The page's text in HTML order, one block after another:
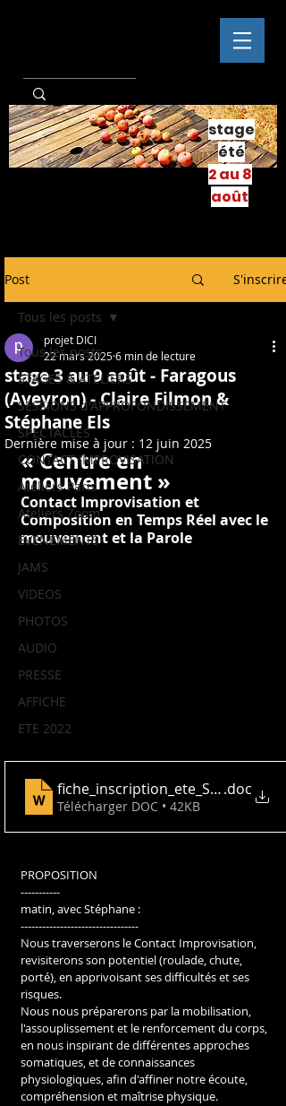
stage
été
2 au 8
août
Post S'inscrire
Tous les posts
STAGES & ATELIERS
SESSIONS d'APPROFONDISSEMENT
SPECTACLES
CONTACT IMPROVISATION
Ateliers Paris
Ateliers Zoom
EVENEMENTS
JAMS
VIDEOS
PHOTOS
AUDIO
PRESSE
AFFICHE
ETE 2022
Tous les posts
stage 3 au 9 août - Faragous
(Aveyron) - Claire Filmon &
Stéphane Els
projet DICI
22 mars 20256 min de lecture
Dernière mise à jour : 12 juin 2025
« Centre en
mouvement »
Contact Improvisation et
Composition en Temps Réel avec le
mouvement et la Parole
.doc
Télécharger DOC • 42KB
PROPOSITION
-----------
matin, avec Stéphane :
---------------------------------
Nous traverserons le Contact Improvisation,
revisiterons son potentiel (roulade, chute,
porté), en apprivoisant ses difficultés et ses
risques.
Nous nous préparerons par la mobilisation,
l'assouplissement et le renforcement du corps,
en nous inspirant de différentes approches
somatiques, et de connaissances
physiologiques, afin d'affiner notre écoute,
compréhension et maîtrise physique.